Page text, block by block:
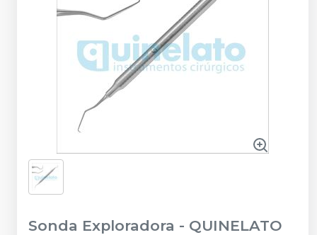
Sonda Exploradora - QUINELATO